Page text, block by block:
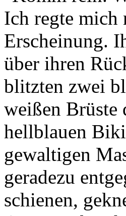
Ich regte mich
Erscheinung.
über ihren
blitzten zwei
weißen Brüste
hellblauen
gewaltigen
geradezu
schienen,